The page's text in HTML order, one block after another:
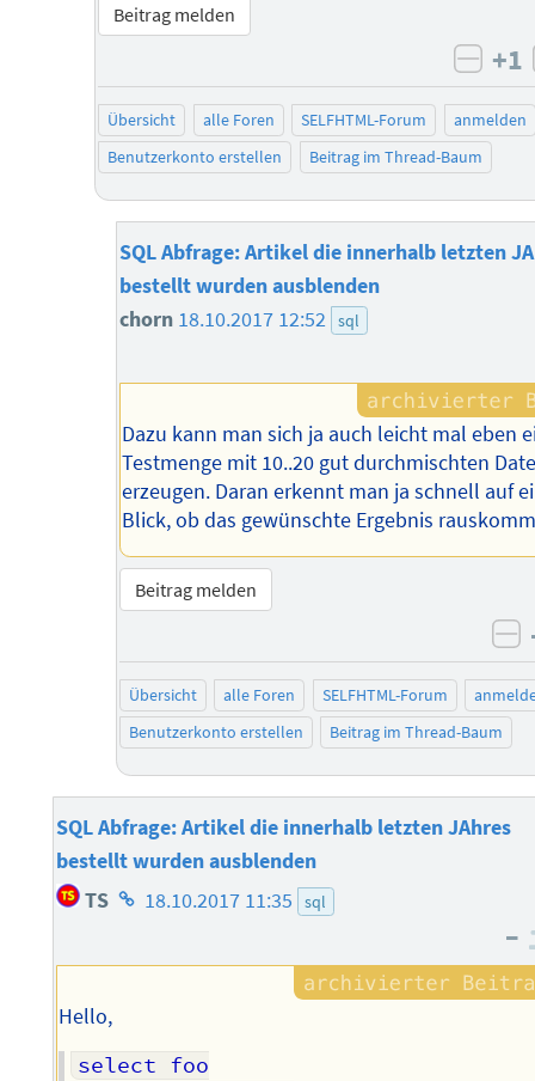
Beitrag melden
+1
Übersicht alle Foren SELFHTML-Forum
anmelden
Benutzerkonto erstellen
Beitrag im Thread-Baum
SQL Abfrage: Artikel die innerhalb letzten
bestellt wurden ausblenden
chorn 18.10.2017 12:52 sql
Dazu kann man sich ja auch leicht mal eben
Testmenge mit 10..20 gut durchmischten
erzeugen. Daran erkennt man ja schnell auf
Blick, ob das gewünschte Ergebnis
Beitrag melden
Übersicht alle Foren SELFHTML-Forum
Benutzerkonto erstellen
Beitrag im Thread-Baum
SQL Abfrage: Artikel die innerhalb letzten JAhres
bestellt wurden ausblenden
TS Homepage
Autors
18.10.2017 11:35 sql
–
Hello,
select foo